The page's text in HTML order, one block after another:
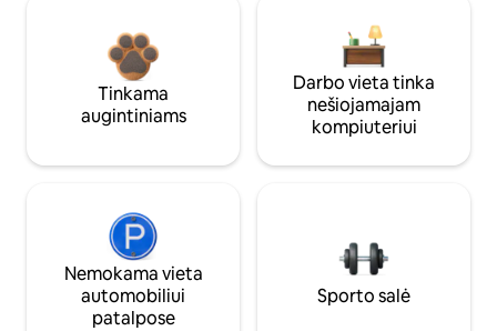
Tinkama
augintiniams
Darbo vieta tinka
nešiojamajam
kompiuteriui
Nemokama vieta
automobiliui
patalpose
Sporto salė